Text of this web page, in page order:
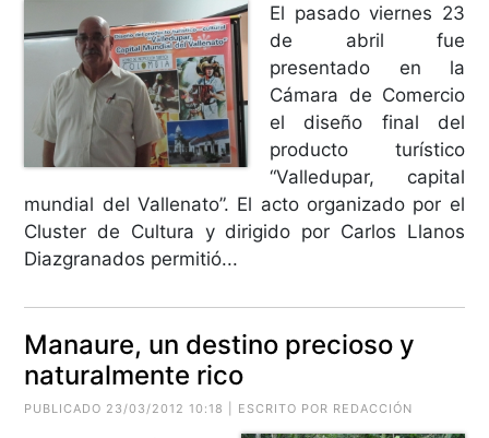
El pasado viernes 23
de abril fue
presentado en la
Cámara de Comercio
el diseño final del
producto turístico
“Valledupar, capital
mundial del Vallenato”. El acto organizado por el
Cluster de Cultura y dirigido por Carlos Llanos
Diazgranados permitió...
Manaure, un destino precioso y
naturalmente rico
PUBLICADO 23/03/2012 10:18 | ESCRITO POR REDACCIÓN